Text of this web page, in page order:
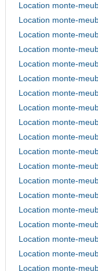
Location monte-
Location monte-
Location monte-
Location monte-
Location monte-
Location monte-
Location monte-
Location monte-
Location monte-
Location monte-
Location monte-
Location monte-
Location monte-
Location monte-
Location monte-
Location monte-
Location monte-
Location monte-
Location monte-